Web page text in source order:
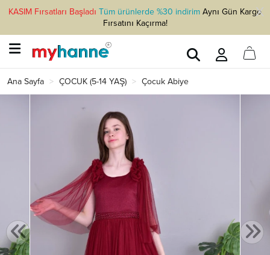
KASIM Fırsatları Başladı Tüm ürünlerde %30 indirimAynı Gün Kargo
Fırsatını Kaçırma!
Ana Sayfa ÇOCUK (5-14 YAŞ) Çocuk Abiye